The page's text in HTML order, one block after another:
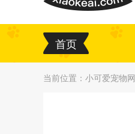
首页
当前位置： 小可爱宠物网